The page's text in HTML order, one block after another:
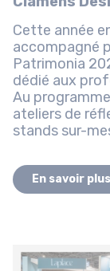
Cette année
accompagné
Patrimonia
dédié aux
Au
ateliers de
En savoir plus